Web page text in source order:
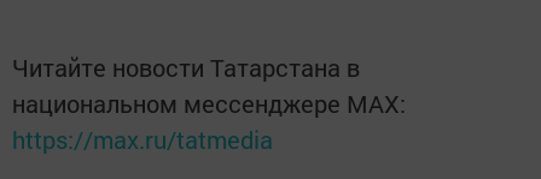
Читайте новости Татарстана в
национальном мессенджере MАХ:
https://max.ru/tatmedia